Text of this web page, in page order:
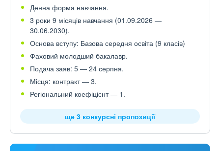
Денна форма навчання.
3 роки 9 місяців навчання (01.09.2026 —
30.06.2030).
Основа вступу: Базова середня освіта (9 класів)
Фаховий молодший бакалавр.
Подача заяв: 5 — 24 серпня.
Місця: контракт — 3.
Регіональний коефіцієнт — 1.
ще 3 конкурсні пропозиції